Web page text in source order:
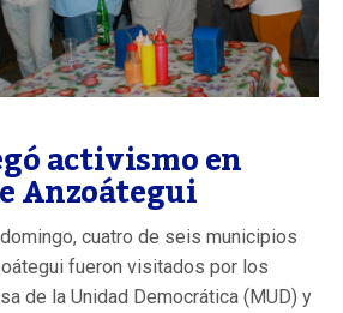
activismo en
Anzoátegui
cuatro de seis municipios
fueron visitados por los
de la Unidad Democrática (MUD) y